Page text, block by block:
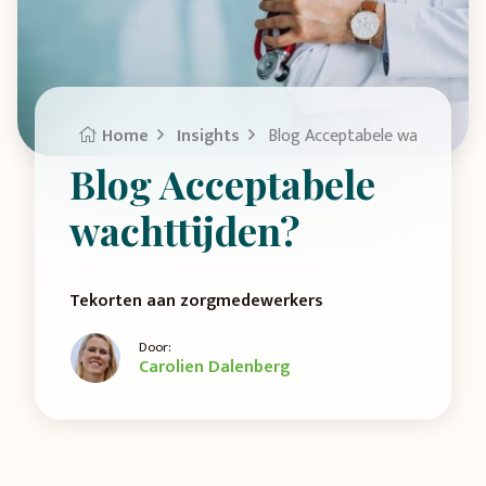
Home Insights Blog Acceptabele
Blog Acceptabele
wachttijden?
Tekorten aan zorgmedewerkers
Door:
Carolien Dalenberg